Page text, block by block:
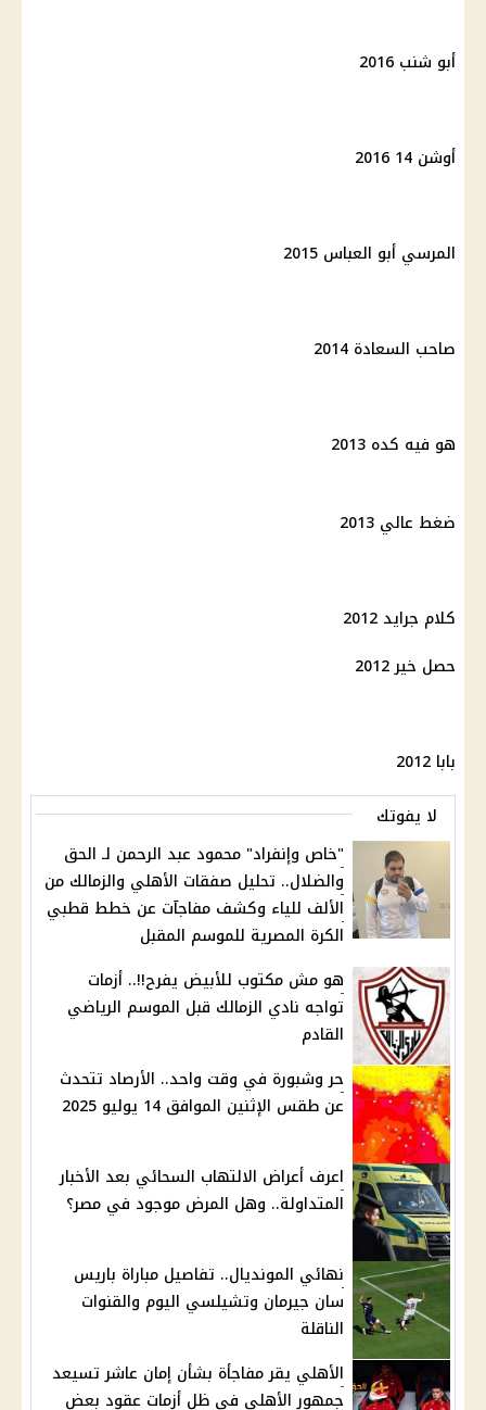
أبو شنب 2016
أوشن 14 2016
المرسي أبو العباس 2015
صاحب السعادة 2014
هو فيه كده 2013
ضغط عالي 2013
كلام جرايد 2012
حصل خير 2012
بابا 2012
لا يفوتك
"خاص وإنفراد" محمود عبد الرحمن لـ الحق
والضلال.. تحليل صفقات الأهلي والزمالك من
الألف للياء وكشف مفاجآت عن خطط قطبي
الكرة المصرية للموسم المقبل
هو مش مكتوب للأبيض يفرح!!.. أزمات
تواجه نادي الزمالك قبل الموسم الرياضي
القادم
حر وشبورة في وقت واحد.. الأرصاد تتحدث
عن طقس الإثنين الموافق 14 يوليو 2025
اعرف أعراض الالتهاب السحائي بعد الأخبار
المتداولة.. وهل المرض موجود في مصر؟
نهائي المونديال.. تفاصيل مباراة باريس
سان جيرمان وتشيلسي اليوم والقنوات
الناقلة
الأهلي يقر مفاجأة بشأن إمان عاشر تسيعد
جمهور الأهلي في ظل أزمات عقود بعض